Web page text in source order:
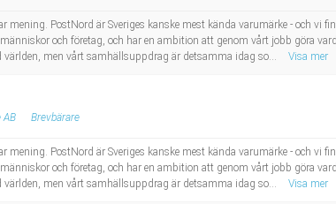
mening. PostNord är Sveriges kanske mest kända varumärke - och vi
och företag, och har en ambition att genom vårt jobb göra
men vårt samhällsuppdrag är detsamma idag so...
Visa mer
AB Brevbärare
mening. PostNord är Sveriges kanske mest kända varumärke - och vi
och företag, och har en ambition att genom vårt jobb göra
men vårt samhällsuppdrag är detsamma idag so...
Visa mer